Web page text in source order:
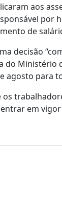
aos
de
decisão
do Ministério
agosto para
os
em